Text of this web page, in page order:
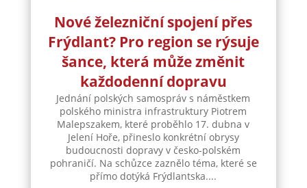
polského ministra infrastruktury Piotrem
Malepszakem, které proběhlo 17. dubna v
Jelení Hoře, přineslo konkrétní obrysy
budoucnosti dopravy v česko-polském
pohraničí. Na schůzce zaznělo téma, které se
přímo dotýká Frýdlantska....
číst více